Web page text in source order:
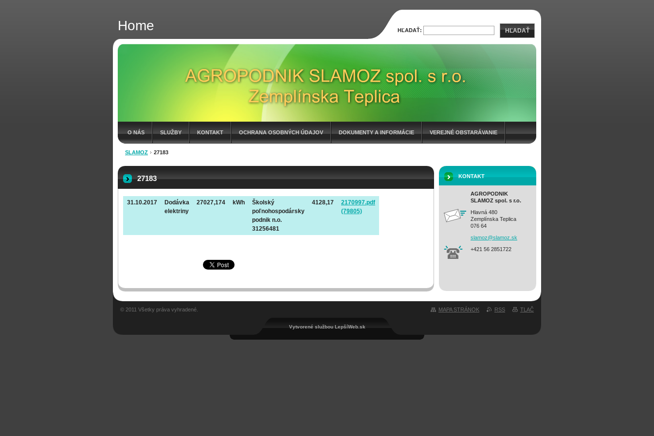
Home
O NÁS SLUŽBY KONTAKT OCHRANA OSOBNÝCH ÚDAJOV DOKUMENTY A INFORMÁCIE VEREJNÉ OBSTARÁVANIE
FAKTÚRY 2026
SLAMOZ 27183
27183
31.10.2017
Dodávka
elektriny
27027,174 kWh
Školský
poľnohospodársky
podnik n.o.
31256481
4128,17
2170997.pdf
(79805)
KONTAKT
AGROPODNIK
SLAMOZ spol. s r.o.
Hlavná 480
Zemplínska Teplica
076 64
slamoz@slamoz.sk
+421 56 2851722
HĽADAŤ: HĽADAŤ
MAPA STRÁNOK RSS TLAČ
© 2011 Všetky práva vyhradené.
Vytvorené službou LepšíWeb.sk